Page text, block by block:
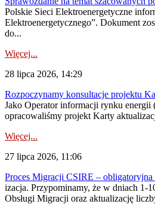
Polskie Sieci Elektroenergetyczne
Elektroenergetycznego”. Dokument
do...
Więcej...
28 lipca 2026, 14:29
Rozpoczynamy konsultacje projektu
Jako Operator informacji rynku
opracowaliśmy projekt Karty
Więcej...
27 lipca 2026, 11:06
Proces Migracji CSIRE – obligatoryjna
izacja. Przypominamy, że w dniach 1-
Obsługi Migracji oraz aktualizację